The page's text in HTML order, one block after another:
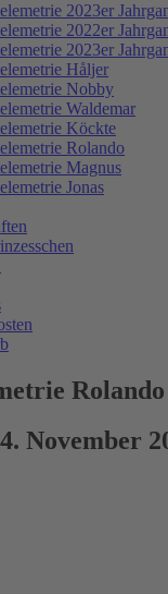
2023er
2022er
2023er
Håljer
Nobby
Waldemar
Köckte
Rolando
Magnus
Jonas
Rolando
November